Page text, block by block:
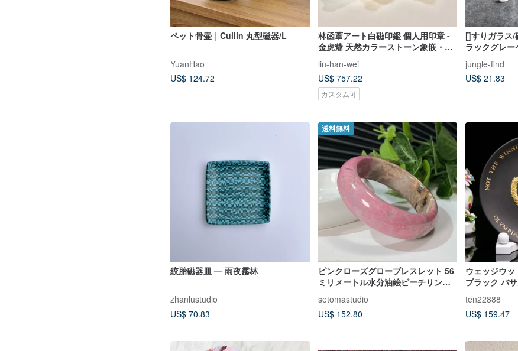
ペット骨壷｜Cuilin 丸型磁器/L
YuanHao
US$ 124.72
林函葦アート白磁印鑑 個人用印章 -
金虎爺 天然カラーストーン象嵌・描
lin-han-wei
US$ 757.22
カスタム可
[]すりガラス/
ラックグレ
jungle-find
US$ 21.83
絞胎磁器皿 — 雨夜霧林
zhanlustudio
US$ 70.83
送料無料
ピンクローズグローブレスレット 56
ミリメートル水分油絵ピーチリンバ
ト高磁器繊細な
setomastudio
US$ 152.80
ウェッジウ
ブラック バ
ten22888
US$ 159.47